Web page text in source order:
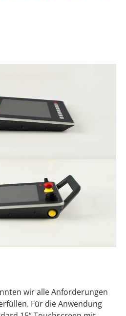
wir alle Anforderungen
Für die Anwendung